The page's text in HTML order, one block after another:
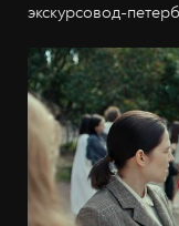
экскурсовод-